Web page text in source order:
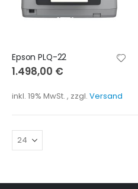
Epson PLQ-22
1.498,00 €
inkl. 19% MwSt. , zzgl. Versand